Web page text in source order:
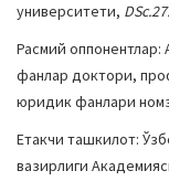
университети,
Расмий
фанлар доктори,
юридик фанлари
Етакчи ташкилот:
вазирлиги